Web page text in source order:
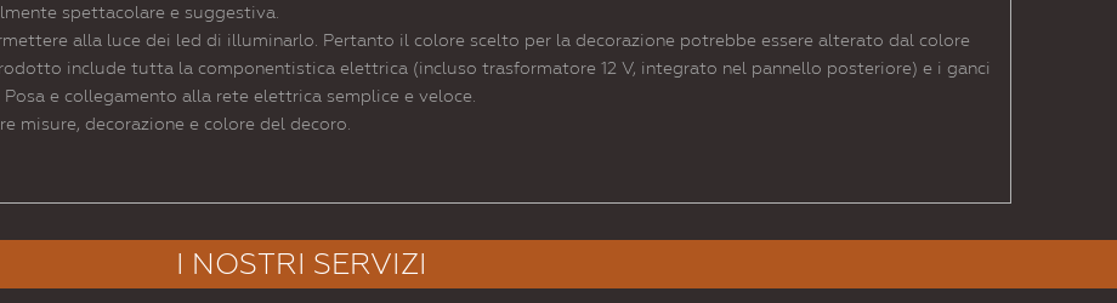
spettacolare e suggestiva.
alla luce dei led di illuminarlo. Pertanto il colore scelto per la decorazione potrebbe essere alterato dal colore
include tutta la componentistica elettrica (incluso trasformatore 12 V, integrato nel pannello posteriore) e i ganci
e collegamento alla rete elettrica semplice e veloce.
misure, decorazione e colore del decoro.
I NOSTRI SERVIZI